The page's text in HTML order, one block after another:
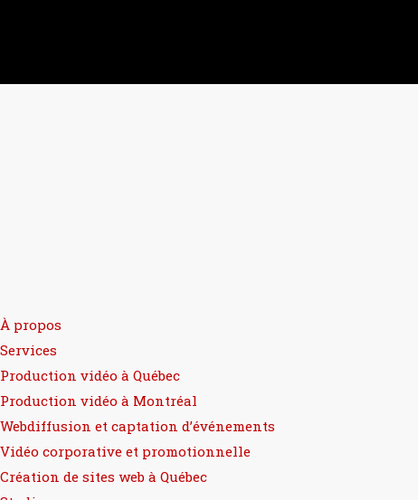
À propos
Services
Production vidéo à Québec
Production vidéo à Montréal
Webdiffusion et captation d’événements
Vidéo corporative et promotionnelle
Création de sites web à Québec